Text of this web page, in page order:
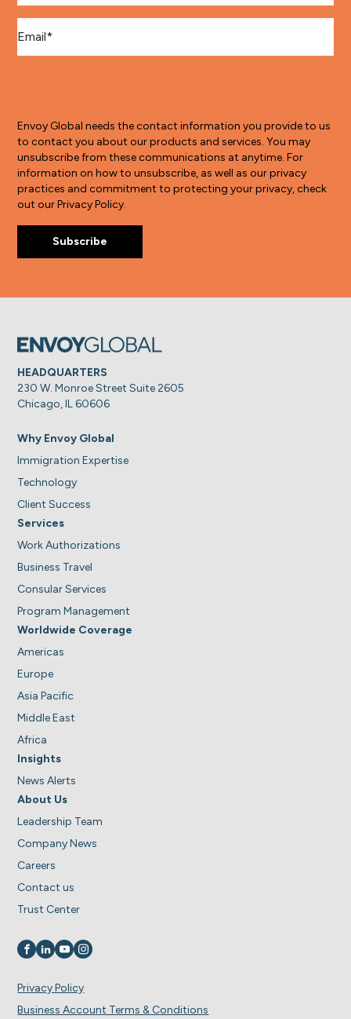
Envoy Global needs the contact information you provide to us
to contact you about our products and services. You may
unsubscribe from these communications at anytime. For
information on how to unsubscribe, as well as our privacy
practices and commitment to protecting your privacy, check
out our Privacy Policy.
HEADQUARTERS
230 W. Monroe Street Suite 2605
Chicago, IL 60606
Why Envoy Global
Immigration Expertise
Technology
Client Success
Services
Work Authorizations
Business Travel
Consular Services
Program Management
Worldwide Coverage
Americas
Europe
Asia Pacific
Middle East
Africa
Insights
News Alerts
About Us
Leadership Team
Company News
Careers
Contact us
Trust Center
Visit us on
Visit us on
Visit us on
Visit us on
Privacy Policy
Business Account Terms & Conditions